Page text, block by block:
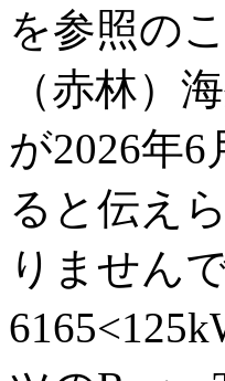
を参照のこ
（赤林）
が2026年
ると伝え
りません